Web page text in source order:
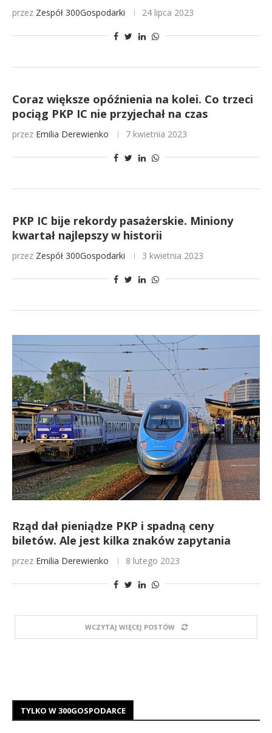
przez Zespół 300Gospodarki 24 lipca 2023
Coraz większe opóźnienia na kolei. Co trzeci
pociąg PKP IC nie przyjechał na czas
przez Emilia Derewienko 7 kwietnia 2023
PKP IC bije rekordy pasażerskie. Miniony
kwartał najlepszy w historii
przez Zespół 300Gospodarki 3 kwietnia 2023
Rząd dał pieniądze PKP i spadną ceny
biletów. Ale jest kilka znaków zapytania
przez Emilia Derewienko 8 lutego 2023
WCZYTAJ WIĘCEJ POSTÓW
TYLKO W 300GOSPODARCE